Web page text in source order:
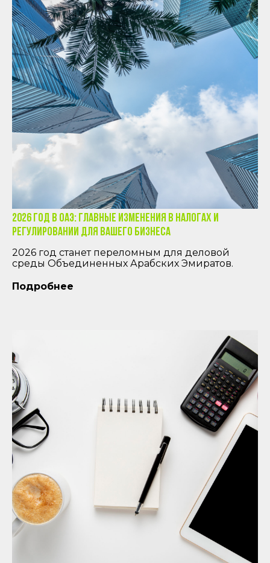
2026 год в ОАЭ: Главные изменения в налогах и
регулировании для вашего бизнеса
2026 год станет переломным для деловой
среды Объединенных Арабских Эмиратов.
Подробнее